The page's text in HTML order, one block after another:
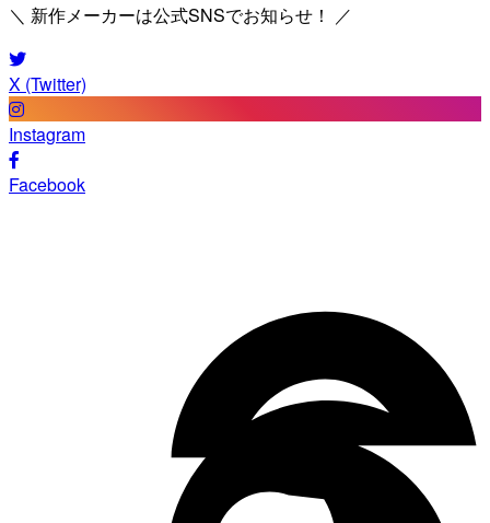
＼ 新作メーカーは公式SNSでお知らせ！ ／
X (Twitter)
Instagram
Facebook